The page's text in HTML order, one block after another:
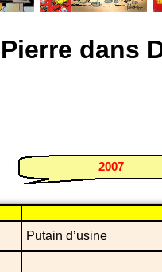
dans
2007
Putain d’usine